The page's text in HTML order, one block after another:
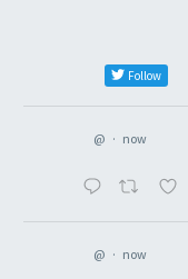
Follow
@ · now
@ · now